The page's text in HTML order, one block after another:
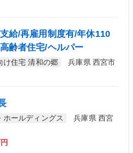
給/再雇用制度有/年休110
齢者住宅/ヘルパー
け住宅 清和の郷
兵庫県 西宮市
ホールディングス
兵庫県 西宮